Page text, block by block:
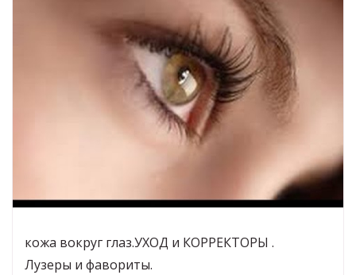
кожа вокруг глаз.УХОД и КОРРЕКТОРЫ .
Лузеры и фавориты.